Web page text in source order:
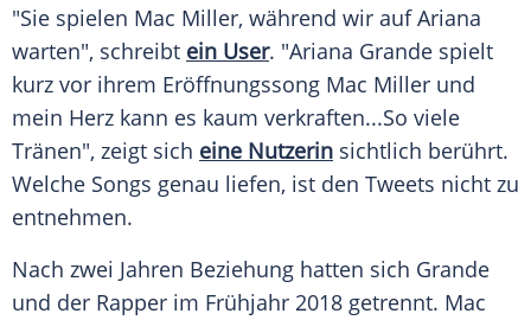
"Sie spielen Mac Miller, während wir aufAriana
warten", schreibt ein User. "Ariana Grande spielt
kurz vor ihrem Eröffnungssong Mac Miller und
mein Herz kann es kaum verkraften...So viele
Tränen", zeigt sich eine Nutzerin sichtlich berührt.
Welche Songs genau liefen, ist den Tweets nicht zu
entnehmen.
Nach zwei Jahren Beziehung hatten sich Grande
und der Rapper im Frühjahr 2018 getrennt. Mac